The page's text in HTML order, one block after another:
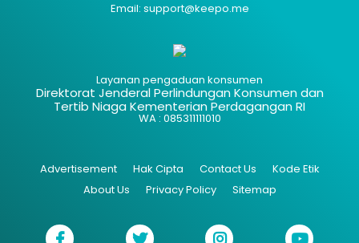
Email: support@keepo.me
Layanan pengaduan konsumen
Direktorat Jenderal Perlindungan Konsumen dan
Tertib Niaga Kementerian Perdagangan RI
WA : 085311111010
Advertisement Hak Cipta Contact Us
Kode Etik
About Us
Privacy Policy Sitemap